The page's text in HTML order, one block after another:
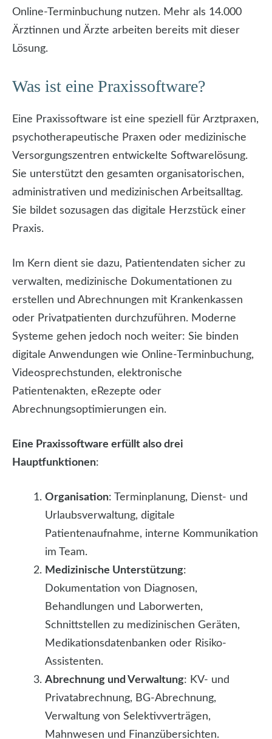
Online-Terminbuchung nutzen. Mehr als 14.000
Ärztinnen und Ärzte arbeiten bereits mit dieser
Lösung.
Was ist eine Praxissoftware?
Eine Praxissoftware ist eine speziell für Arztpraxen,
psychotherapeutische Praxen oder medizinische
Versorgungszentren entwickelte Softwarelösung.
Sie unterstützt den gesamten organisatorischen,
administrativen und medizinischen Arbeitsalltag.
Sie bildet sozusagen das digitale Herzstück einer
Praxis.
Im Kern dient sie dazu, Patientendaten sicher zu
verwalten, medizinische Dokumentationen zu
erstellen und Abrechnungen mit Krankenkassen
oder Privatpatienten durchzuführen. Moderne
Systeme gehen jedoch noch weiter: Sie binden
digitale Anwendungen wie Online-Terminbuchung,
Videosprechstunden, elektronische
Patientenakten, eRezepte oder
Abrechnungsoptimierungen ein.
Eine Praxissoftware erfüllt also drei
Hauptfunktionen:
Organisation: Terminplanung, Dienst- und
Urlaubsverwaltung, digitale
Patientenaufnahme, interne Kommunikation
im Team.
Medizinische Unterstützung:
Dokumentation von Diagnosen,
Behandlungen und Laborwerten,
Schnittstellen zu medizinischen Geräten,
Medikationsdatenbanken oder Risiko-
Assistenten.
Abrechnung und Verwaltung: KV- und
Privatabrechnung, BG-Abrechnung,
Verwaltung von Selektivverträgen,
Mahnwesen und Finanzübersichten.